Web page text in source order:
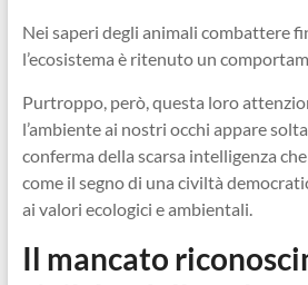
Nei saperi degli animali combattere
l’ecosistema è ritenuto un
Purtroppo, però, questa loro
l’ambiente ai nostri occhi appare
conferma della scarsa intelligenza
come il segno di una civiltà
ai valori ecologici e ambientali.
Il mancato